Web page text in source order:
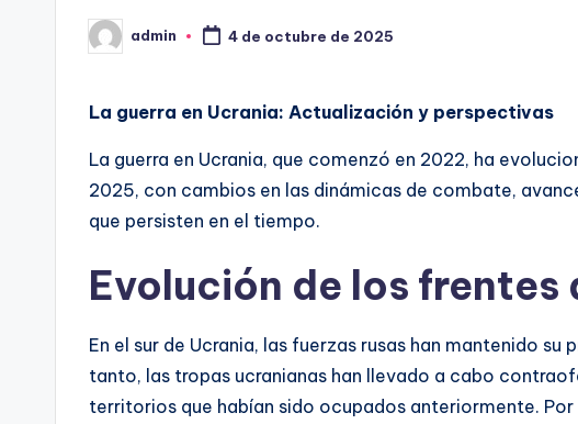
Publicado
por
admin 4 de octubre de 2025
La guerra en Ucrania: Actualización y perspectivas
La guerra en Ucrania, que comenzó en 2022, ha
2025, con cambios en las dinámicas de combate,
que persisten en el tiempo.
Evolución de los frentes
En el sur de Ucrania, las fuerzas rusas han mantenido su
tanto, las tropas ucranianas han llevado a cabo
territorios que habían sido ocupados anteriormente.